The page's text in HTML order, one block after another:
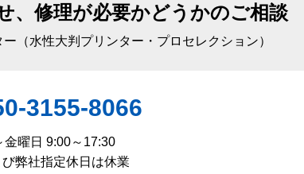
、修理が必要かどうかのご相談
（水性大判プリンター・プロセレクション）
3155-8066
金曜日 9:00～17:30
弊社指定休日は休業